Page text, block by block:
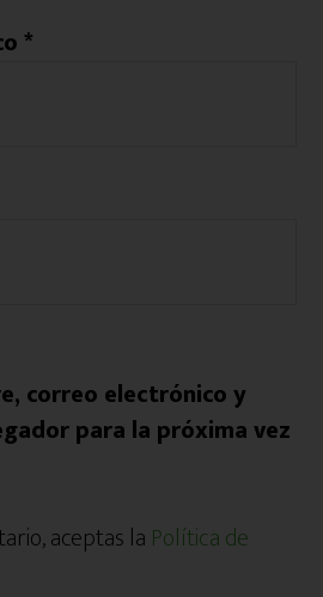
*
correo electrónico y
para la próxima vez
aceptas la Política de